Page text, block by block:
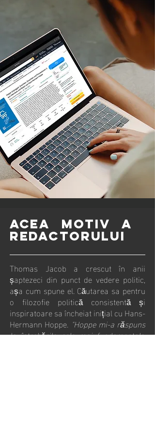
Acea motiv a
redactorului
Thomas Jacob a crescut în anii
șaptezeci din punct de vedere politic,
așa cum spune el. Căutarea sa pentru
o filozofie politică consistentă și
inspiratoare sa încheiat inițial cu Hans-
Hermann Hoppe. "Hoppe mi-a răspuns
la întrebările cele mai fundamentale,